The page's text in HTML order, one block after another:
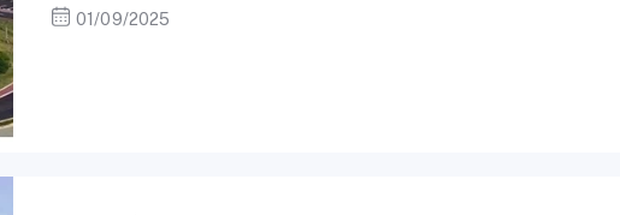
01/09/2025